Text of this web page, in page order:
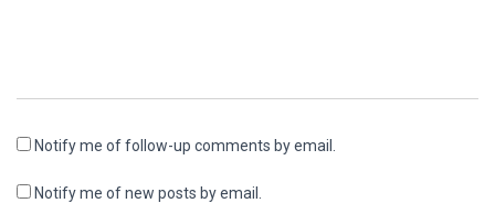
Notify me of follow-up comments by email.
Notify me of new posts by email.